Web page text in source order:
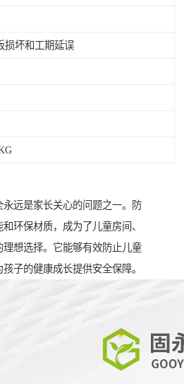
损坏和工期延误
远是家长关心的问题之一。防
环保材质，成为了儿童房间、
想选择。它能够有效防止儿童
子的健康成长提供安全保障。